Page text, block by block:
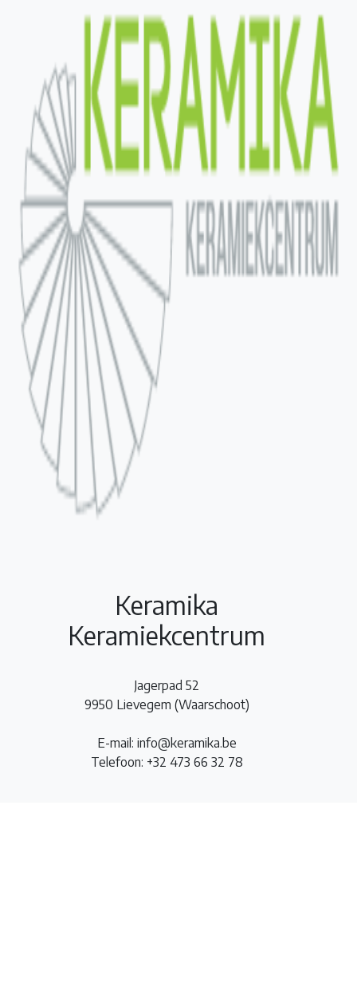
Keramika
Keramiekcentrum
Jagerpad 52
9950 Lievegem (Waarschoot)
E-mail: info@keramika.be
Telefoon: +32 473 66 32 78